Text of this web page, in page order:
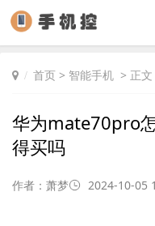
首页 > 智能手机 > 正文
华为mate70pro
得买吗
作者：萧梦 2024-10-05